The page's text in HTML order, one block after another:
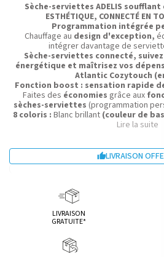
Sèche-serviettes ADELIS
ESTHÉTIQUE, CONNECTÉ EN
Programmation intégrée
Chauffage au design d'exception,
intégrer davantage de
Sèche-serviettes connecté,
énergétique et maîtrisez vos
Atlantic Cozytouch
Fonction boost : sensation rapide
Faites des économies grâce aux
sèches-serviettes (programmation
8 coloris : Blanc brillant (couleur de
Bleu profond, Beige, Noir,
Lire la suite
LIVRAISON
LIVRAISON
GRATUITE*